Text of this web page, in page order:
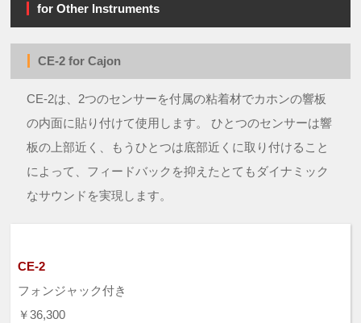
for Other Instruments
CE-2 for Cajon
CE-2は、2つのセンサーを付属の粘着材でカホンの響板
の内面に貼り付けて使用します。 ひとつのセンサーは響
板の上部近く、もうひとつは底部近くに取り付けること
によって、フィードバックを抑えたとてもダイナミック
なサウンドを実現します。
CE-2
フォンジャック付き
￥36,300